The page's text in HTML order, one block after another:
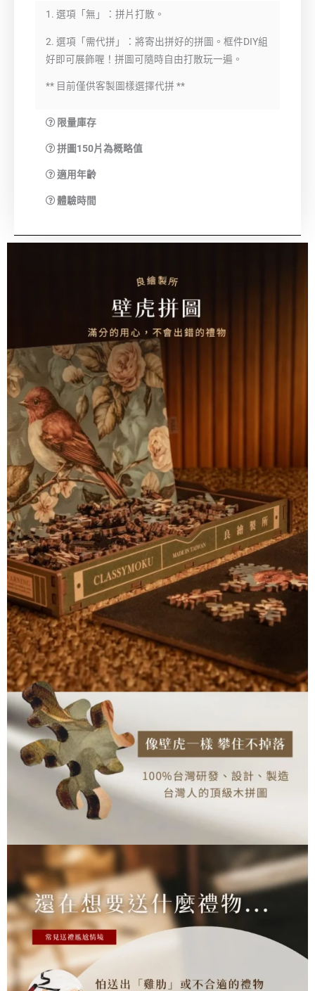
1. 選項「無」：拼片打散。
2. 選項「需代拼」：將寄出拼好的拼圖。框件DIY組
好即可展飾喔！拼圖可隨時自由打散玩一遍。
** 目前僅供客製圖樣選擇代拼 **
限量庫存
拼圖150片為概略值
適用年齡
體驗時間